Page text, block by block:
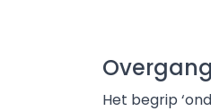
Het begrip